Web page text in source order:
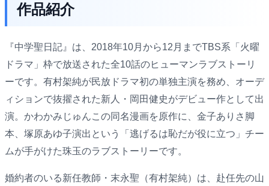
作品紹介
『中学聖日記』は、2018年10月から12月までTBS系「火曜
ドラマ」枠で放送された全10話のヒューマンラブストーリ
ーです。有村架純が民放ドラマ初の単独主演を務め、オーデ
ィションで抜擢された新人・岡田健史がデビュー作として出
演。かわかみじゅんこの同名漫画を原作に、金子ありさ脚
本、塚原あゆ子演出という「逃げるは恥だが役に立つ」チー
ムが手がけた珠玉のラブストーリーです。
婚約者のいる新任教師・末永聖（有村架純）は、赴任先の山